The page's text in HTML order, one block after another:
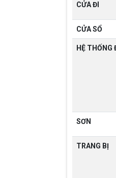
CỬA ĐI
CỬA SỔ
HỆ THỐNG
SƠN
TRANG BỊ